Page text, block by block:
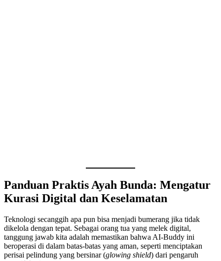
Panduan Praktis Ayah Bunda: Mengatur
Kurasi Digital dan Keselamatan
Teknologi secanggih apa pun bisa menjadi bumerang jika tidak
dikelola dengan tepat. Sebagai orang tua yang melek digital,
tanggung jawab kita adalah memastikan bahwa AI-Buddy ini
beroperasi di dalam batas-batas yang aman, seperti menciptakan
perisai pelindung yang bersinar (glowing shield) dari pengaruh